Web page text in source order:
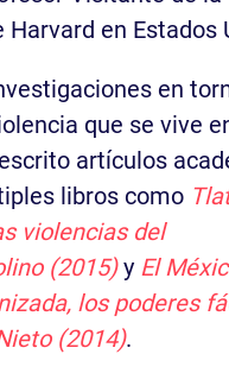
Harvard en Estados
en
que se vive
artículos
libros como
violencias del
(2015) y El
los poderes
(2014).